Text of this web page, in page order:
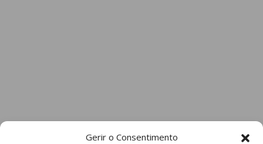
Gerir o Consentimento